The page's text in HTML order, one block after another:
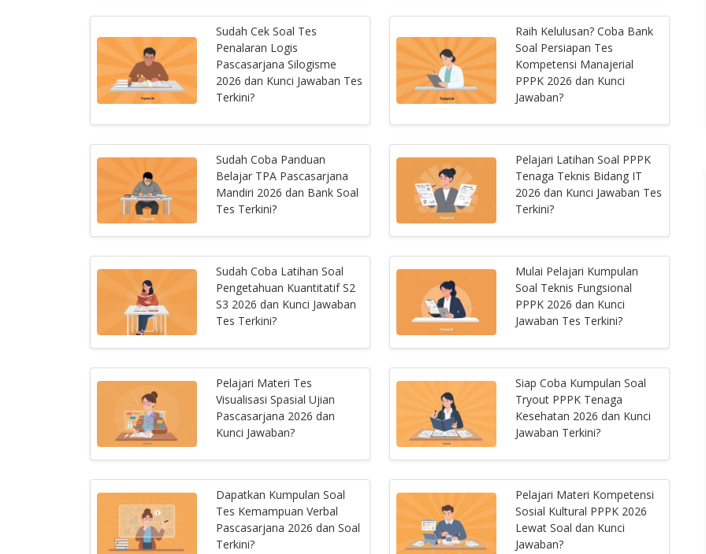
Sudah Cek Soal Tes
Penalaran Logis
Pascasarjana Silogisme
2026 dan Kunci Jawaban Tes
Terkini?
Raih Kelulusan? Coba Bank
Soal Persiapan Tes
Kompetensi Manajerial
PPPK 2026 dan Kunci
Jawaban?
Sudah Coba Panduan
Belajar TPA Pascasarjana
Mandiri 2026 dan Bank Soal
Tes Terkini?
Pelajari Latihan Soal PPPK
Tenaga Teknis Bidang IT
2026 dan Kunci Jawaban Tes
Terkini?
Sudah Coba Latihan Soal
Pengetahuan Kuantitatif S2
S3 2026 dan Kunci Jawaban
Tes Terkini?
Mulai Pelajari Kumpulan
Soal Teknis Fungsional
PPPK 2026 dan Kunci
Jawaban Tes Terkini?
Pelajari Materi Tes
Visualisasi Spasial Ujian
Pascasarjana 2026 dan
Kunci Jawaban?
Siap Coba Kumpulan Soal
Tryout PPPK Tenaga
Kesehatan 2026 dan Kunci
Jawaban Terkini?
Dapatkan Kumpulan Soal
Tes Kemampuan Verbal
Pascasarjana 2026 dan Soal
Terkini?
Pelajari Materi Kompetensi
Sosial Kultural PPPK 2026
Lewat Soal dan Kunci
Jawaban?